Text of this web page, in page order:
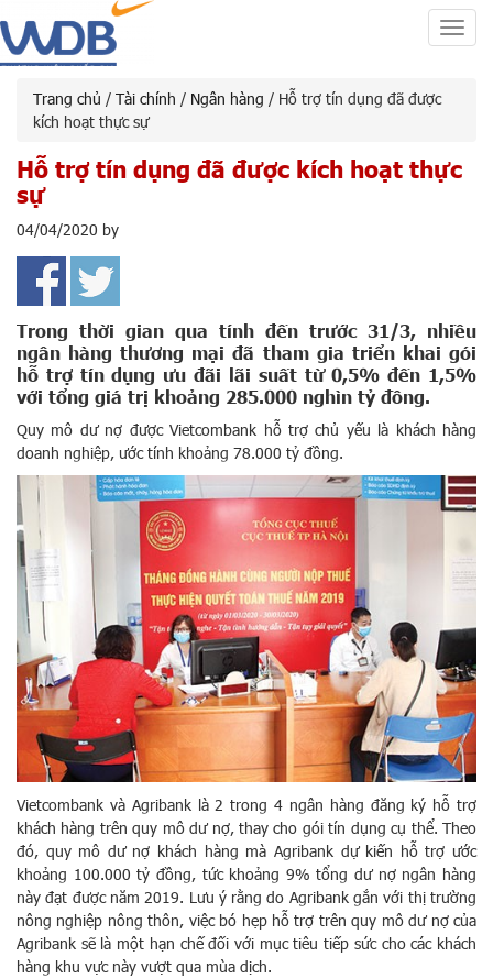
Trang chủ / Tài chính / Ngân hàng / Hỗ trợ tín dụng đã được
kích hoạt thực sự
Hỗ trợ tín dụng đã được kích hoạt thực
sự
04/04/2020 by
Trong thời gian qua tính đến trước 31/3, nhiều
ngân hàng thương mại đã tham gia triển khai gói
hỗ trợ tín dụng ưu đãi lãi suất từ 0,5% đến 1,5%
với tổng giá trị khoảng 285.000 nghìn tỷ đồng.
Quy mô dư nợ được Vietcombank hỗ trợ chủ yếu là khách hàng
doanh nghiệp, ước tính khoảng 78.000 tỷ đồng.
Vietcombank và Agribank là 2 trong 4 ngân hàng đăng ký hỗ trợ
khách hàng trên quy mô dư nợ, thay cho gói tín dụng cụ thể. Theo
đó, quy mô dư nợ khách hàng mà Agribank dự kiến hỗ trợ ước
khoảng 100.000 tỷ đồng, tức khoảng 9% tổng dư nợ ngân hàng
này đạt được năm 2019. Lưu ý rằng do Agribank gắn với thị trường
nông nghiệp nông thôn, việc bó hẹp hỗ trợ trên quy mô dư nợ của
Agribank sẽ là một hạn chế đối với mục tiêu tiếp sức cho các khách
hàng khu vực này vượt qua mùa dịch.